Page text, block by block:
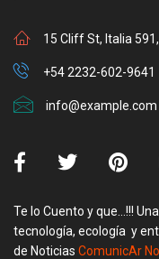
15 Cliff St, Italia
+54 2232-602-9641
info@example.com
Te lo Cuento y que…!!!
tecnología, ecología y
de Noticias ComunicAr